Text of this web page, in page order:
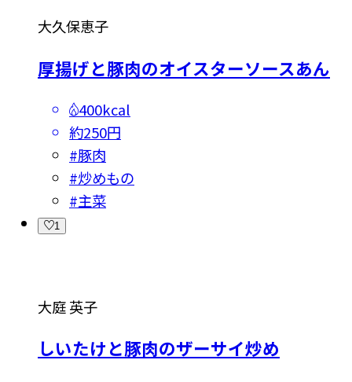
大久保恵子
厚揚げと豚肉のオイスターソースあん
400kcal
約250円
#豚肉
#炒めもの
#主菜
1
大庭 英子
しいたけと豚肉のザーサイ炒め